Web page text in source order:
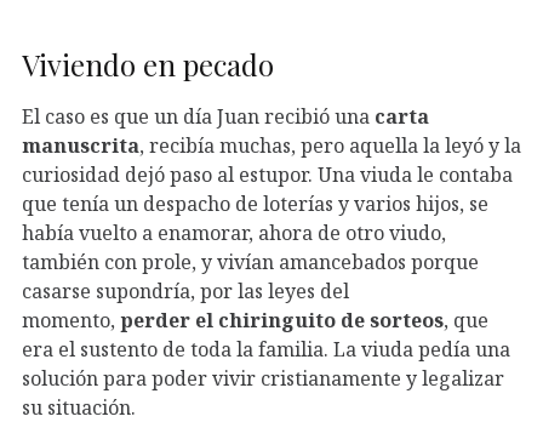
Viviendo en pecado
El caso es que un día Juan recibió una carta
manuscrita, recibía muchas, pero aquella la leyó y la
curiosidad dejó paso al estupor. Una viuda le contaba
que tenía un despacho de loterías y varios hijos, se
había vuelto a enamorar, ahora de otro viudo,
también con prole, y vivían amancebados porque
casarse supondría, por las leyes del
momento, perder el chiringuito de sorteos, que
era el sustento de toda la familia. La viuda pedía una
solución para poder vivir cristianamente y legalizar
su situación.